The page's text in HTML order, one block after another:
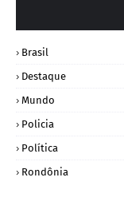
Brasil
Destaque
Mundo
Policia
Política
Rondônia